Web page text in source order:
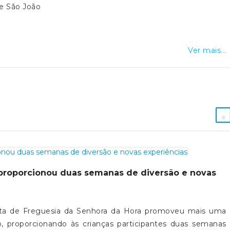
São João
Ver mais...
duas semanas de diversão e novas
de Freguesia da Senhora da Hora promoveu mais uma
proporcionando às crianças participantes duas semanas